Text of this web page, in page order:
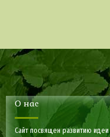
О нас
Сайт посвящен развитию